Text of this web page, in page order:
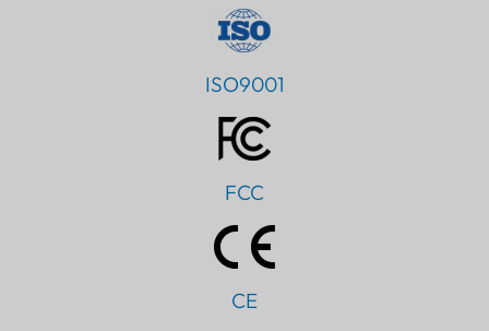
ISO9001
FCC
CE